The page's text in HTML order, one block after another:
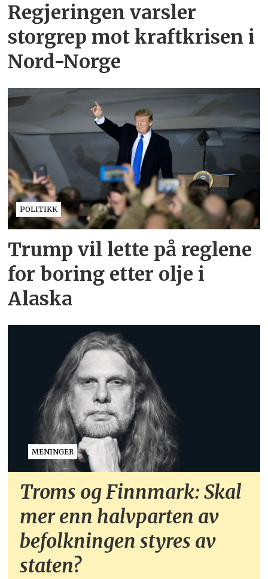
Regjeringen varsler
storgrep mot kraftkrisen i
Nord-Norge
POLITIKK
Trump vil lette på reglene
for boring etter olje i
Alaska
MENINGER
Troms og Finnmark: Skal
mer enn halvparten av
befolkningen styres av
staten?